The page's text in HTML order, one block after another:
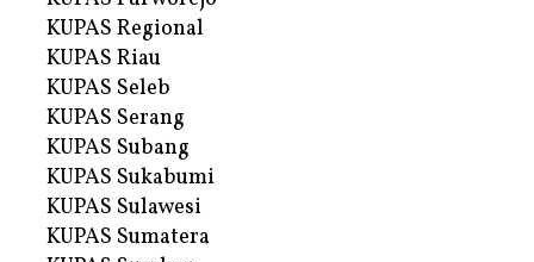
KUPAS Regional
KUPAS Riau
KUPAS Seleb
KUPAS Serang
KUPAS Subang
KUPAS Sukabumi
KUPAS Sulawesi
KUPAS Sumatera